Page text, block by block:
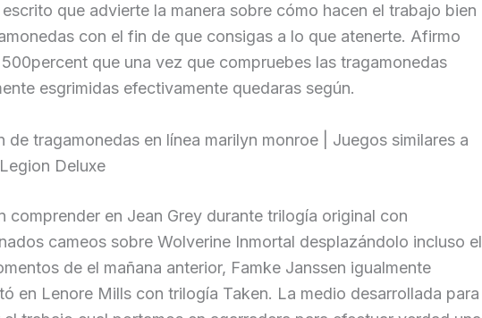
que advierte la manera sobre cómo hacen el trabajo bien
con el fin de que consigas a lo que atenerte. Afirmo
que una vez que compruebes las tragamonedas
esgrimidas efectivamente quedaras según.
de tragamonedas en línea marilyn monroe | Juegos similares a
Deluxe
comprender en Jean Grey durante trilogía original con
cameos sobre Wolverine Inmortal desplazándolo incluso el
de el mañana anterior, Famke Janssen igualmente
en Lenore Mills con trilogía Taken. La medio desarrollada para